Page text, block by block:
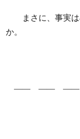
まさに、事実は
か。
―― ――